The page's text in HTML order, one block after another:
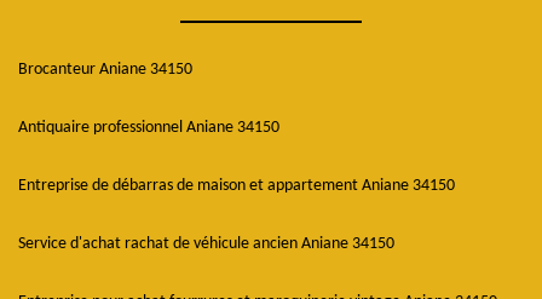
Brocanteur Aniane 34150
Antiquaire professionnel Aniane 34150
Entreprise de débarras de maison et appartement Aniane 34150
Service d'achat rachat de véhicule ancien Aniane 34150